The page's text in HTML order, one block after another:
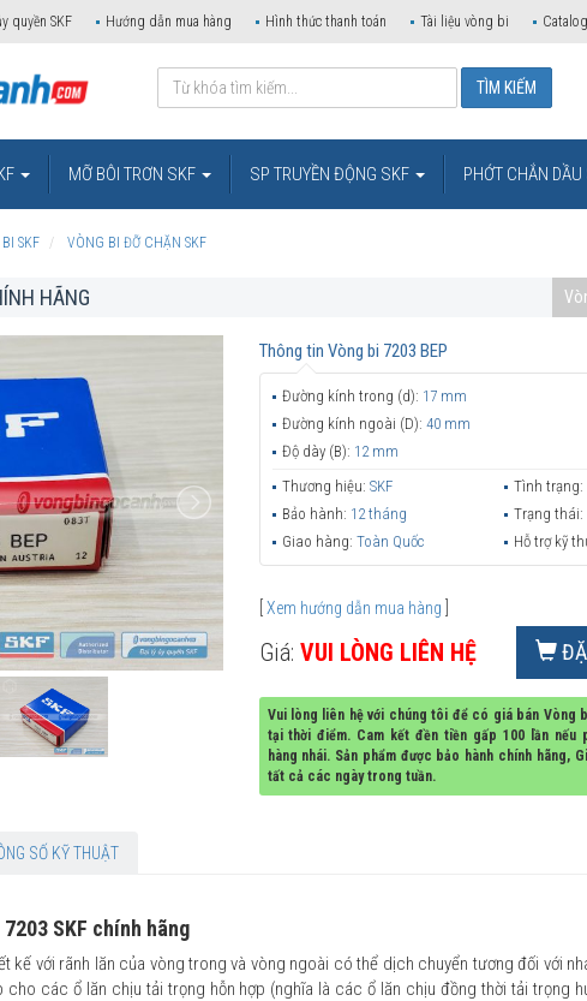
quyền SKF Hướng dẫn mua hàng Hình thức thanh toán Tài liệu vòng bi
MỠ BÔI TRƠN SKF SP TRUYỀN ĐỘNG SKF PHỚT CHẮN DẦU
SKF VÒNG BI ĐỠ CHẶN SKF
HÃNG
Thông tin Vòng bi 7203 BEP
Đường kính trong (d): 17 mm
Đường kính ngoài (D): 40 mm
Độ dày (B): 12 mm
Thương hiệu: SKF Tình trạng:
Bảo hành: 12 tháng Trạng thái:
Giao hàng: Toàn Quốc Hỗ trợ kỹ
Xem hướng dẫn mua hàng
Giá: VUI LÒNG LIÊN HỆ
Vui lòng liên hệ với chúng tôi để có giá bán Vòng
tại thời điểm. Cam kết đền tiền gấp 100 lần nếu
hàng nhái. Sản phẩm được bảo hành chính hãng,
tất cả các ngày trong tuần.
SỐ KỸ THUẬT
SKF chính hãng
kế với rãnh lăn của vòng trong và vòng ngoài có thể dịch chuyển tương đối với
cho các ổ lăn chịu tải trọng hỗn hợp (nghĩa là các ổ lăn chịu đồng thời tải trọng